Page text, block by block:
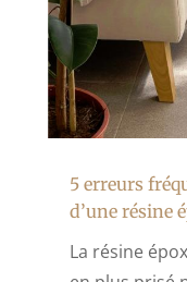
5 erreurs
d’une résine
La résine